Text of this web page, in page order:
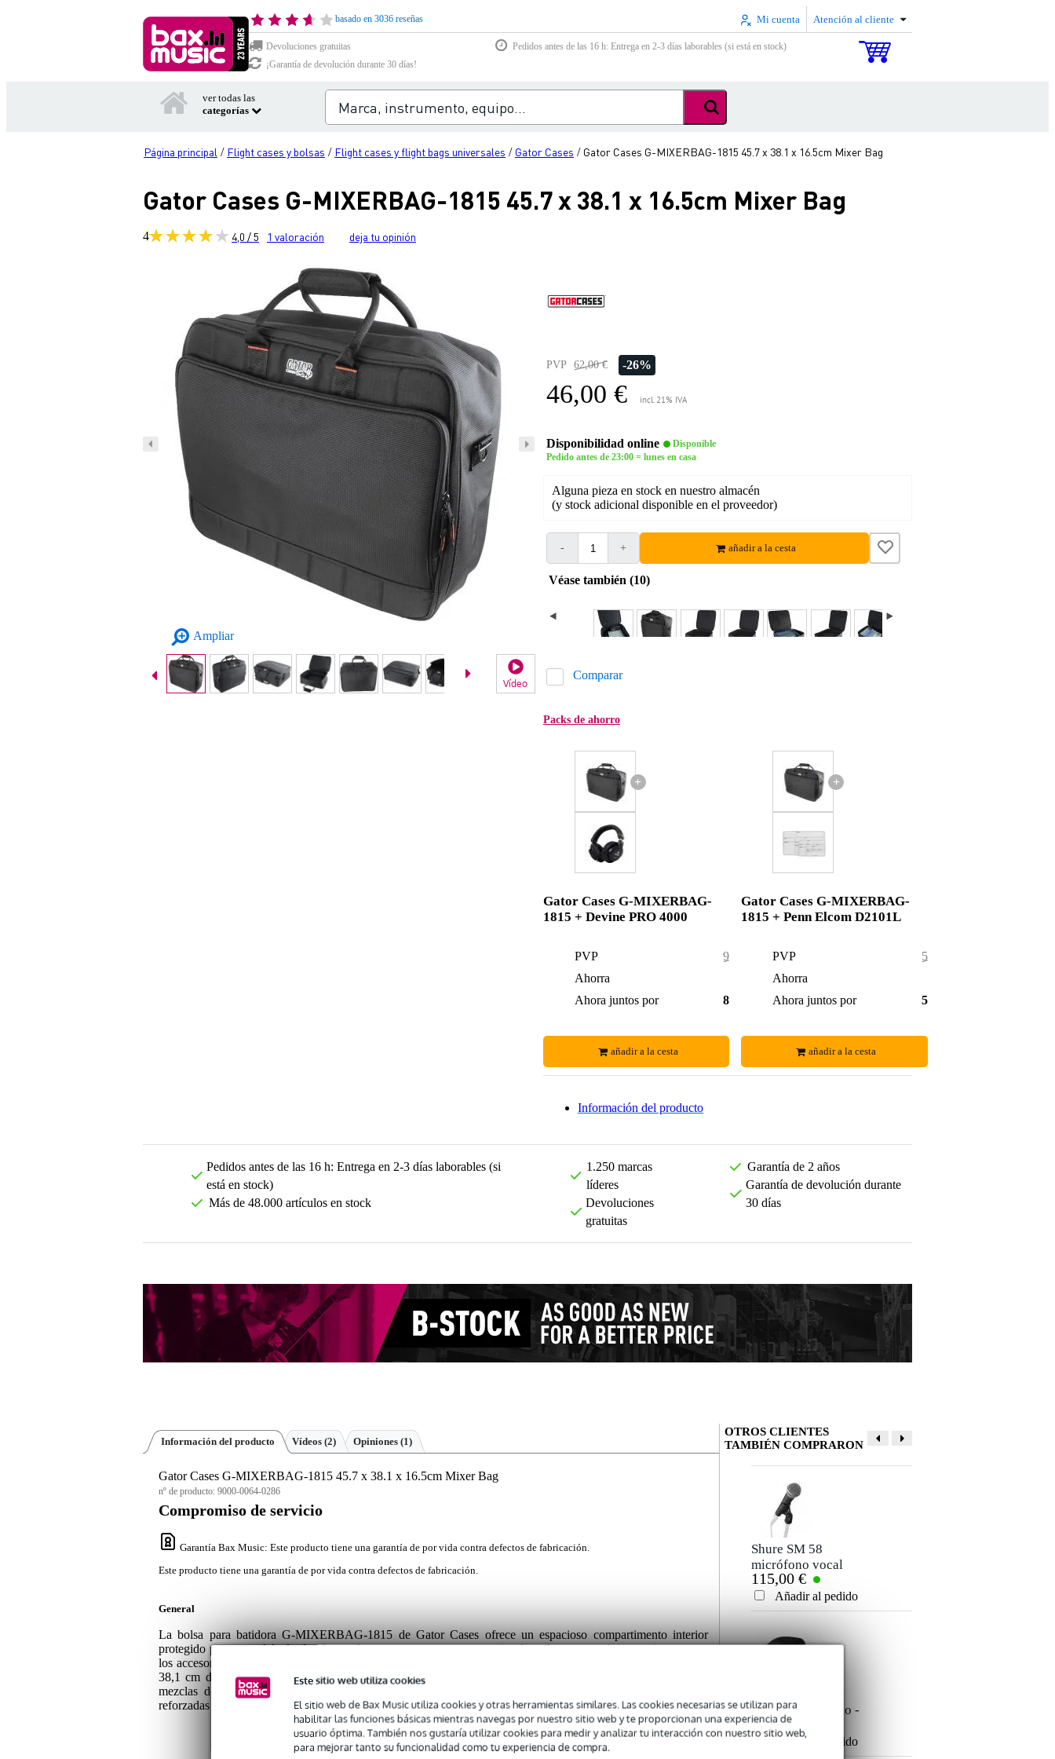
Este sitio web utiliza cookies
El sitio web de Bax Music utiliza cookies y otras herramientas similares. Las cookies necesarias se utilizan para
habilitar las funciones básicas mientras navegas por nuestro sitio web y te proporcionan una experiencia de
usuario óptima. También nos gustaría utilizar cookies para medir y analizar tu interacción con nuestro sitio web,
para mejorar tanto su funcionalidad como tu experiencia de compra.
basado en 3036 reseñas Mi cuenta Atención al cliente
Devoluciones gratuitas
Pedidos antes de las 16 h: Entrega en 2-3 días laborables (si está en stock)
¡Garantía de devolución durante 30 días!
ver todas las
categorías
Página principal / Flight cases y bolsas / Flight cases y flight bags universales / Gator Cases / Gator Cases G-MIXERBAG-1815 45.7 x 38.1 x 16.5cm Mixer Bag
Gator Cases G-MIXERBAG-1815 45.7 x 38.1 x 16.5cm Mixer Bag
4 4,0 / 5 1 valoración deja tu opinión
Ampliar
Vídeo
PVP 62,00 € -26%
46,00 € incl. 21% IVA
Disponibilidad online
Disponible
Pedido antes de 23:00 = lunes en casa
Alguna pieza en stock en nuestro almacén
(y stock adicional disponible en el proveedor)
- + añadir a la cesta
Véase también (10)
Comparar
Packs de ahorro
+
Gator Cases G-MIXERBAG-
1815 + Devine PRO 4000
PVP
95,00 €
Ahorra
Ahora juntos por
86,00 €
añadir a la cesta
+
Gator Cases G-MIXERBAG-
1815 + Penn Elcom D2101L
PVP
52,35 €
Ahorra
Ahora juntos por
51,00 €
añadir a la cesta
Información del producto
Pedidos antes de las 16 h: Entrega en 2-3 días laborables (si
está en stock)
Más de 48.000 artículos en stock
1.250 marcas
líderes
Devoluciones
gratuitas
Garantía de 2 años
Garantía de devolución durante
30 días
Información del producto Vídeos (2) Opiniones (1)
Gator Cases G-MIXERBAG-1815 45.7 x 38.1 x 16.5cm Mixer Bag
nº de producto: 9000-0064-0286
Compromiso de servicio
Garantía Bax Music: Este producto tiene una garantía de por vida contra defectos de fabricación.
Este producto tiene una garantía de por vida contra defectos de fabricación.
General
La bolsa para batidora G-MIXERBAG-1815 de Gator Cases ofrece un espacioso compartimento interior
protegido por un acolchado de 10 mm de grosor y una carcasa exterior de nailon muy resistente, mientras que
los accesorios pueden guardarse en el gran bolsillo frontal. El compartimento principal mide 45,7 cm de largo,
38,1 cm de ancho y 16,5 cm de fondo, y está forrado con un suave tejido tricot para proteger la mesa de
mezclas de arañazos, golpes y rozaduras. Lleve cómodamente esta solución de viaje gracias a las asas
reforzadas tipo maleta o a la correa desmontable para el hombro.
OTROS CLIENTES
TAMBIÉN COMPRARON
Shure SM 58
micrófono vocal
dinámico
115,00 €
Añadir al pedido
doble RCA macho -
doble RCA macho
de 0,50 metros
5,00 €
Añadir al pedido